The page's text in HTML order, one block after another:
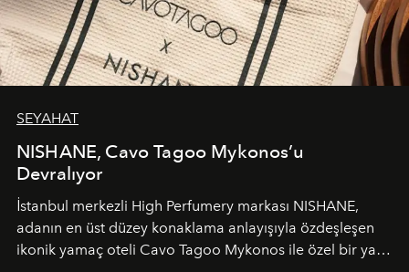
SEYAHAT
NISHANE, Cavo Tagoo Mykonos’u
Devralıyor
İstanbul merkezli High Perfumery markası NISHANE,
adanın en üst düzey konaklama anlayışıyla özdeşleşen
ikonik yamaç oteli Cavo Tagoo Mykonos ile özel bir yaz